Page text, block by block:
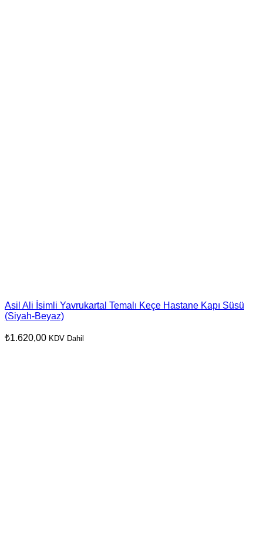
Asil Ali İsimli Yavrukartal Temalı Keçe Hastane Kapı Süsü
(Siyah-Beyaz)
₺1.620,00 KDV Dahil